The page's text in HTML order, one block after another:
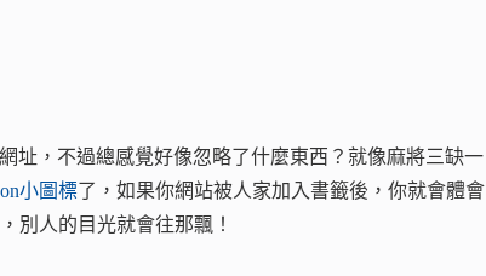
址，不過總感覺好像忽略了什麼東西？就像麻將三缺一
小圖標了，如果你網站被人家加入書籤後，你就會體會
別人的目光就會往那飄！